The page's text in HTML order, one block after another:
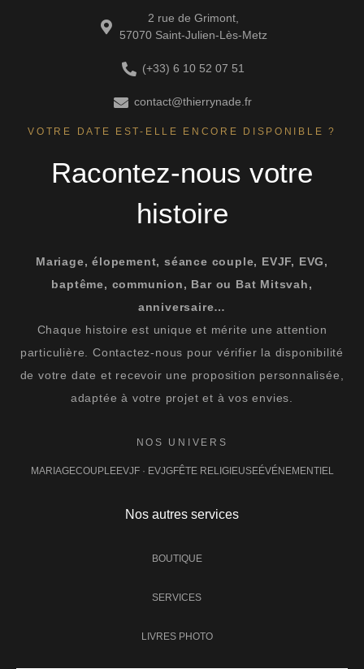
2 rue de Grimont,
57070 Saint-Julien-Lès-Metz
(+33) 6 10 52 07 51
contact@thierrynade.fr
VOTRE DATE EST-ELLE ENCORE DISPONIBLE ?
Racontez-nous votre
histoire
Mariage, élopement, séance couple, EVJF, EVG,
baptême, communion, Bar ou Bat Mitsvah,
anniversaire…
Chaque histoire est unique et mérite une attention
particulière. Contactez-nous pour vérifier la disponibilité
de votre date et recevoir une proposition personnalisée,
adaptée à votre projet et à vos envies.
NOS UNIVERS
MARIAGECOUPLEEVJF · EVJGFÊTE RELIGIEUSEÉVÉNEMENTIEL
Nos autres services
BOUTIQUE
SERVICES
LIVRES PHOTO